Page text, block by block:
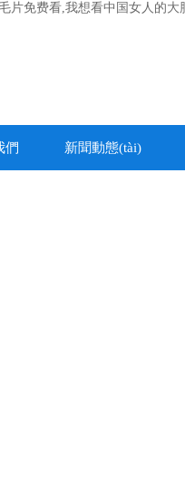
片免费看,我想看中国女人的
們 新聞動態(tài)